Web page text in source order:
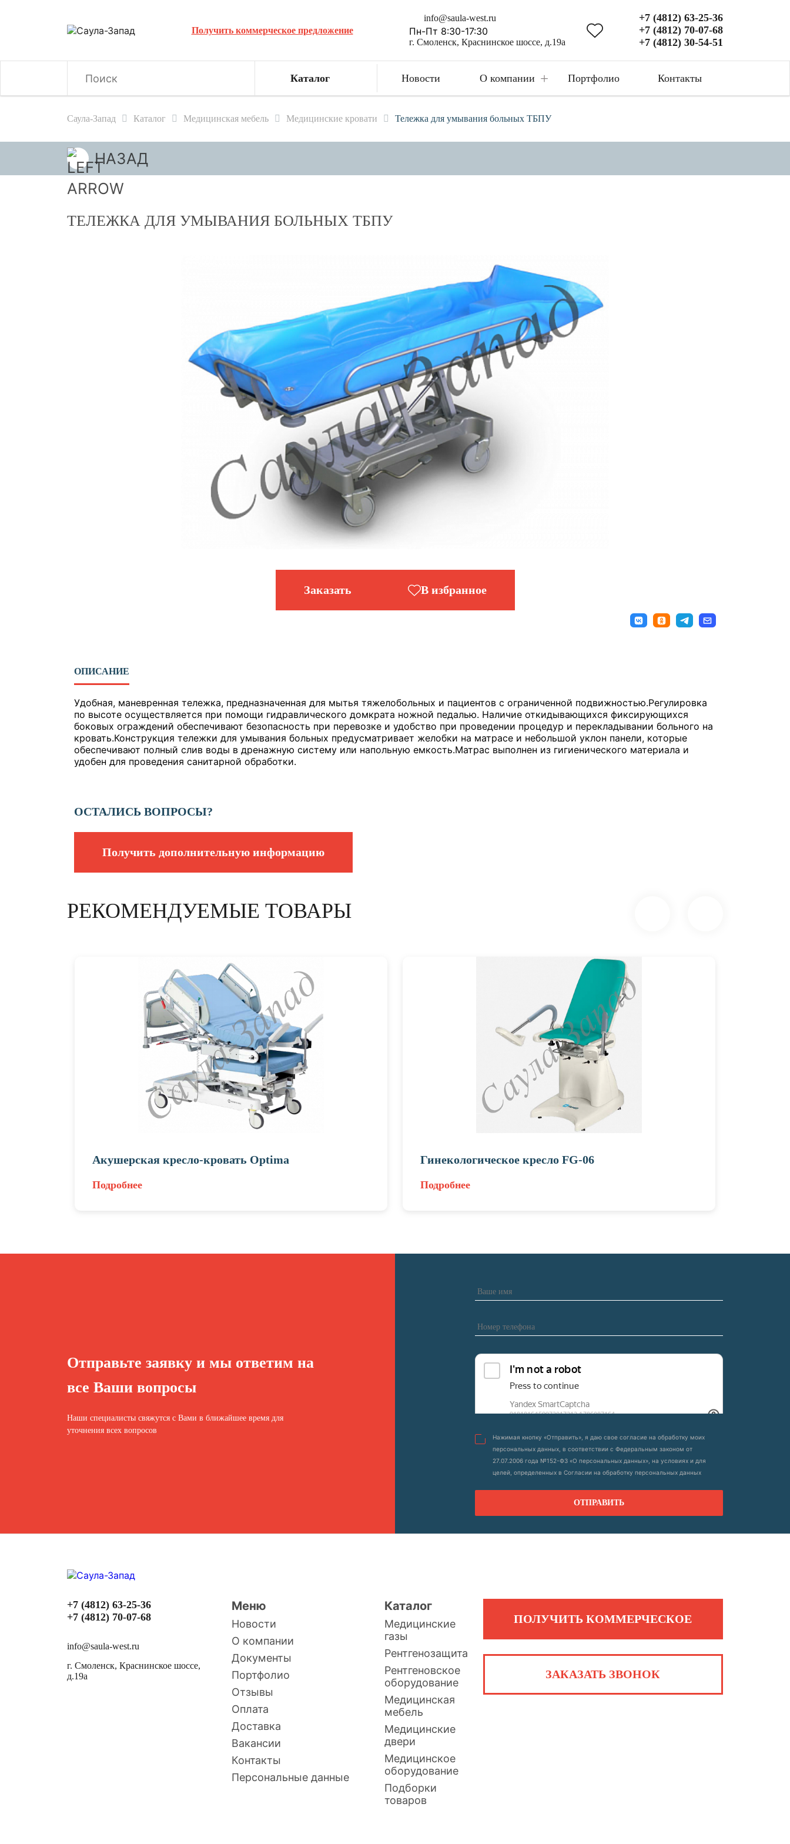
Получить коммерческое предложение
info@saula-west.ru
Пн-Пт 8:30-17:30
г. Смоленск, Краснинское шоссе, д.19а
+7 (4812) 63-25-36
+7 (4812) 70-07-68
+7 (4812) 30-54-51
Каталог Новости О компании + Портфолио Контакты
Саула-Запад Каталог Медицинская мебель Медицинские кровати Тележка для умывания больных ТБПУ
НАЗАД
ТЕЛЕЖКА ДЛЯ УМЫВАНИЯ БОЛЬНЫХ ТБПУ
Заказать В избранное
ОПИСАНИЕ
Удобная, маневренная тележка, предназначенная для мытья тяжелобольных и пациентов с ограниченной подвижностью.Регулировка
по высоте осуществляется при помощи гидравлического домкрата ножной педалью. Наличие откидывающихся фиксирующихся
боковых ограждений обеспечивают безопасность при перевозке и удобство при проведении процедур и перекладывании больного на
кровать.Конструкция тележки для умывания больных предусматривает желобки на матрасе и небольшой уклон панели, которые
обеспечивают полный слив воды в дренажную систему или напольную емкость.Матрас выполнен из гигиенического материала и
удобен для проведения санитарной обработки.
ОСТАЛИСЬ ВОПРОСЫ?
Получить дополнительную информацию
РЕКОМЕНДУЕМЫЕ ТОВАРЫ
Акушерская кресло-кровать Optima
Подробнее
Гинекологическое кресло FG-06
Подробнее
Отправьте заявку и мы ответим на
все Ваши вопросы
Наши специалисты свяжутся с Вами в ближайшее время для
уточнения всех вопросов
Нажимая кнопку «Отправить», я даю свое согласие на обработку моих
персональных данных, в соответствии с Федеральным законом от
27.07.2006 года №152-ФЗ «О персональных данных», на условиях и для
целей, определенных в Согласии на обработку персональных данных
+7 (4812) 63-25-36
+7 (4812) 70-07-68
info@saula-west.ru
г. Смоленск, Краснинское шоссе,
д.19а
Меню
Новости
О компании
Документы
Портфолио
Отзывы
Оплата
Доставка
Вакансии
Контакты
Персональные данные
Каталог
Медицинские
газы
Рентгенозащита
Рентгеновское
оборудование
Медицинская
мебель
Медицинские
двери
Медицинское
оборудование
Подборки
товаров
ПОЛУЧИТЬ КОММЕРЧЕСКОЕ
ЗАКАЗАТЬ ЗВОНОК